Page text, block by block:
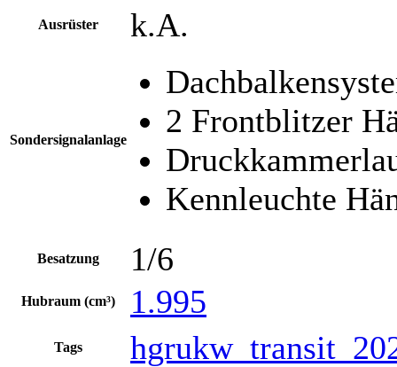
Ausrüster k.A.
Sondersignalanlage
2 Frontblitzer
Kennleuchte
Besatzung 1/6
Hubraum (cm³) 1.995
Tags